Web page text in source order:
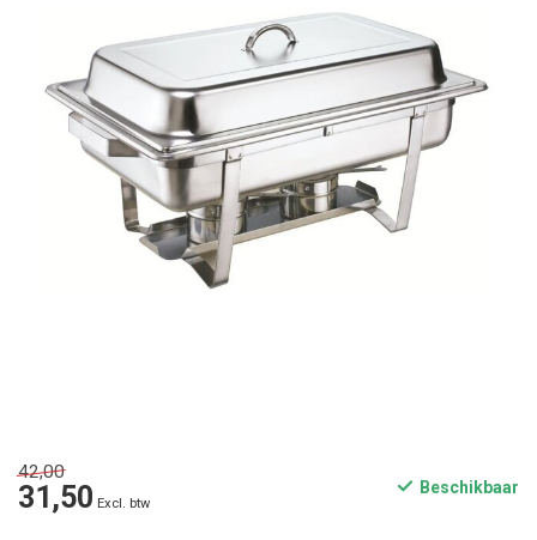
42,00
31,50 Excl. btw
Beschikbaar